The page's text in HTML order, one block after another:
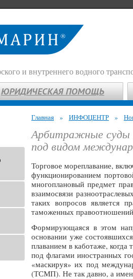
и внутреннего водного
ЮРИДИЧЕСКАЯ ПОМОЩЬ
Главная » ИНФОЦЕНТР »
Арбитражные суды
под видом
Торговое мореплавание,
функционированием
многоплановый предмет
взаимосвязи
таких вопросов является
таможенных
Формирующаяся в этом
основании уже
плаванием в каботаже,
под флагами иностранных
«маскируя» их под
(ТСМП). Не так давно, а